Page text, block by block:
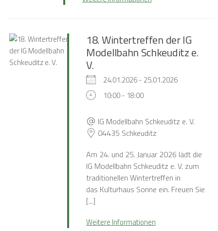
18. Wintertreffen der IG
Modellbahn Schkeuditz e.
V.
24.01.2026 - 25.01.2026
10:00 - 18:00
IG Modellbahn Schkeuditz e. V.
04435 Schkeuditz
Am 24. und 25. Januar 2026 lädt die
IG Modellbahn Schkeuditz e. V. zum
traditionellen Wintertreffen in
das Kulturhaus Sonne ein. Freuen Sie
[...]
Weitere Informationen